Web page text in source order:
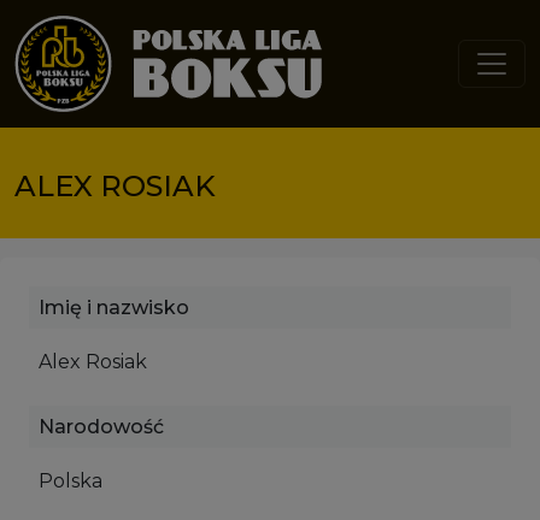
Przejdź do treści
ALEX ROSIAK
Imię i nazwisko
Alex Rosiak
Narodowość
Polska